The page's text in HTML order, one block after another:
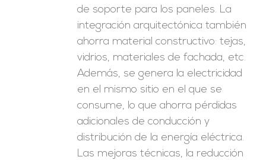
de soporte para los paneles. La
integración arquitectónica también
ahorra material constructivo: tejas,
vidrios, materiales de fachada, etc.
Además, se genera la electricidad
en el mismo sitio en el que se
consume, lo que ahorra pérdidas
adicionales de conducción y
distribución de la energía eléctrica.
Las mejoras técnicas, la reducción